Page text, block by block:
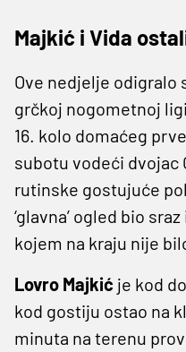
Majkić i Vida
Ove nedjelje odigralo
grčkoj nogometnoj
16. kolo domaćeg
subotu vodeći dvojac
rutinske gostujuće
‘glavna’ ogled bio
kojem na kraju nije
Lovro Majkić je kod
kod gostiju ostao na
minuta na terenu